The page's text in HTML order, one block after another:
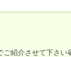
ご紹介させて下さい